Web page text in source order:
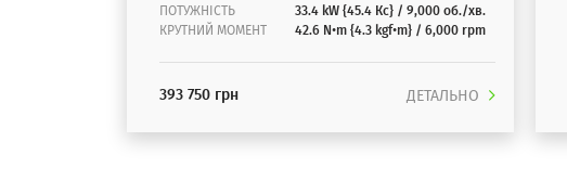
ПОТУЖНІСТЬ
33.4 kW {45.4 Кс} / 9,000 об./хв.
КРУТНИЙ МОМЕНТ
42.6 N•m {4.3 kgf•m} / 6,000 rpm
393 750 грн ДЕТАЛЬНО